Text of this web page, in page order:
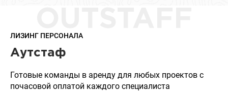
ЛИЗИНГ ПЕРСОНАЛА
Аутстаф
Готовые команды в аренду для любых проектов с
почасовой оплатой каждого специалиста